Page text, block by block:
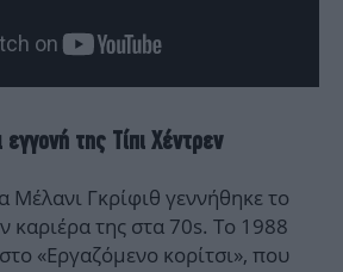
της Τίπι Χέντρεν
Γκρίφιθ γεννήθηκε το
καριέρα της στα 70s. Το 1988
«Εργαζόμενο κορίτσι», που